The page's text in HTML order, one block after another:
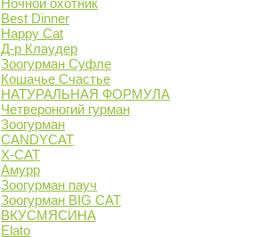
Ночной охотник
Best Dinner
Happy Cat
Д-р Клаудер
Зоогурман Суфле
Кошачье Счастье
НАТУРАЛЬНАЯ ФОРМУЛА
Четвероногий гурман
Зоогурман
CANDYCAT
X-CAT
Амурр
Зоогурман пауч
Зоогурман BIG CAT
ВКУСМЯСИНА
Elato